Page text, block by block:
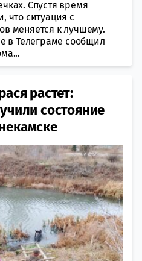
Спустя время
что ситуация с
меняется к лучшему.
в Телеграме сообщил
растет:
состояние